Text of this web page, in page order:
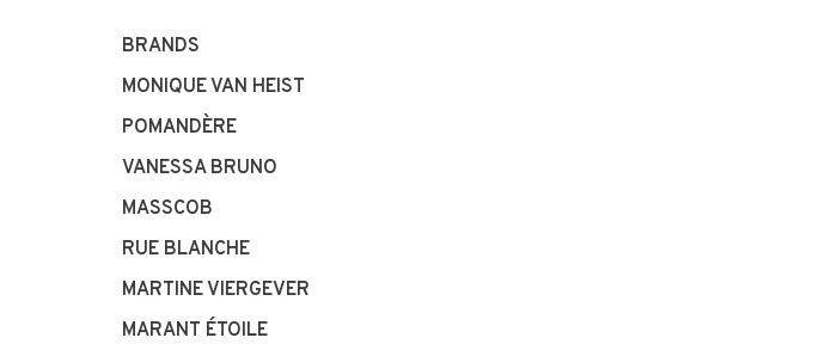
BRANDS
MONIQUE VAN HEIST
POMANDÈRE
VANESSA BRUNO
MASSCOB
RUE BLANCHE
MARTINE VIERGEVER
MARANT ÉTOILE